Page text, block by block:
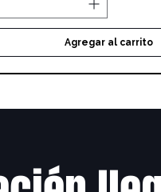
Agregar al carrito